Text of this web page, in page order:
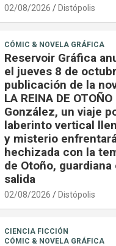
02/08/2026 Distópolis
CÓMIC & NOVELA GRÁFICA
Reservoir Gráfica
el jueves 8 de
publicación de la
LA REINA DE
González, un viaje
laberinto vertical
y misterio
hechizada con la
de Otoño,
salida
02/08/2026 Distópolis
CIENCIA FICCIÓN
CÓMIC & NOVELA GRÁFICA